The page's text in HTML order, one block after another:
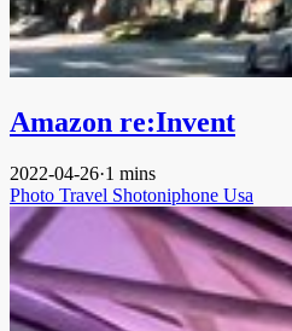
Amazon re:Invent
2022-04-26·1 mins
Photo Travel Shotoniphone Usa